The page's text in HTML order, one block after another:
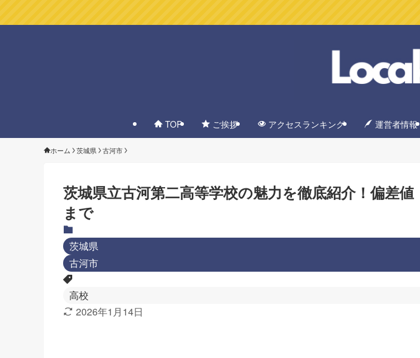
TOP ご挨拶 アクセスランキング 運営者情報
ホーム 茨城県 古河市
茨城県立古河第二高等学校の魅力を徹底紹介！偏差
まで
茨城県
古河市
高校
2026年1月14日